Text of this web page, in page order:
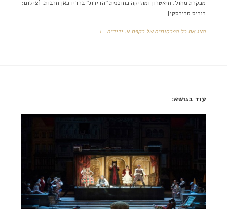
מבקרת מחול, תיאטרון ומוזיקה בתוכנית "הדירוג" ברדיו כאן תרבות. [צילום:
בוריס סבירסקי]
הצג את כל הפרסומים של רקפת א. ידידיה ←
עוד בנושא: